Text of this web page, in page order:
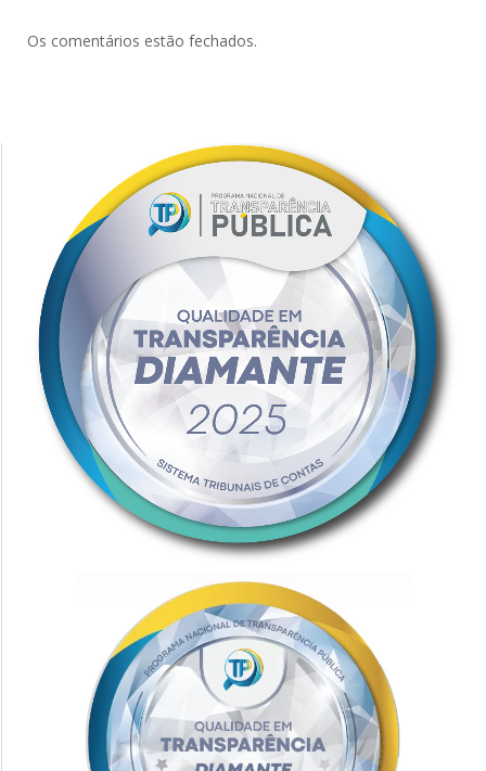
Os comentários estão fechados.